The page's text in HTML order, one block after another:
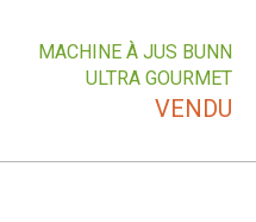
MACHINE À JUS BUNN
ULTRA GOURMET
VENDU